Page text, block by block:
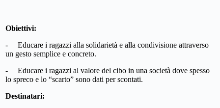
Obiettivi:
- Educare i ragazzi alla solidarietà e alla condivisione attraverso
un gesto semplice e concreto.
- Educare i ragazzi al valore del cibo in una società dove spesso
lo spreco e lo “scarto” sono dati per scontati.
Destinatari: